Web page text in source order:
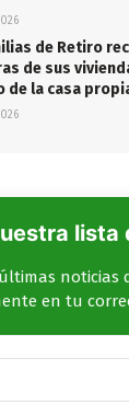
de Retiro
de sus
de la casa
lista
noticias
en tu